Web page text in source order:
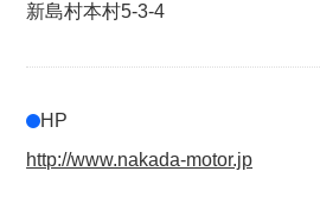
新島村本村5-3-4
HP
http://www.nakada-motor.jp